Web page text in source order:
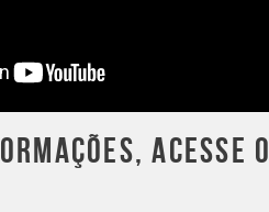
ACESSE O